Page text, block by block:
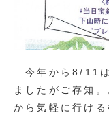
今年から8/11は
ましたがご存知
から気軽に行け